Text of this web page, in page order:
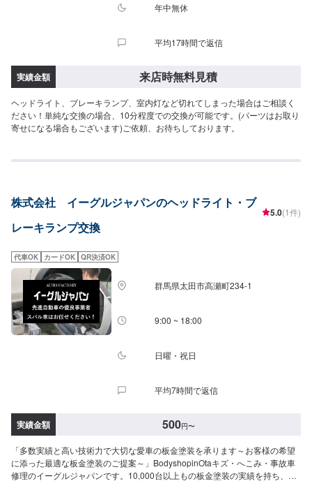
年中無休
平均17時間で返信
実績金額 来店時無料見積
ヘッドライト、ブレーキランプ、室内灯など切れてしまった場合はご相談く
ださい！単純な交換の場合、10分程度での交換が可能です。(パーツはお取り
寄せになる場合もございます)ご依頼、お待ちしております。
株式会社 イーグルジャパンのヘッドライト・ブ
レーキランプ交換
5.0(1件)
代車OK カードOK QR決済OK
群馬県太田市高瀬町234-1
9:00 ~ 18:00
日曜・祝日
平均7時間で返信
実績金額 500円〜
「多数実績と高い技術力で大切な愛車の板金塗装を承ります～お客様の希望
に添った最適な板金塗装のご提案～」BodyshopinOtaキズ・へこみ・事故車
修理のイーグルジャパンです。10,000台以上もの板金塗装の実績を持ち、太